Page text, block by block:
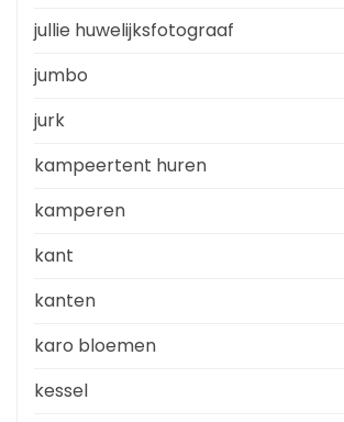
jullie huwelijksfotograaf
jumbo
jurk
kampeertent huren
kamperen
kant
kanten
karo bloemen
kessel